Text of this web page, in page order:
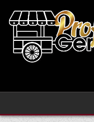
content